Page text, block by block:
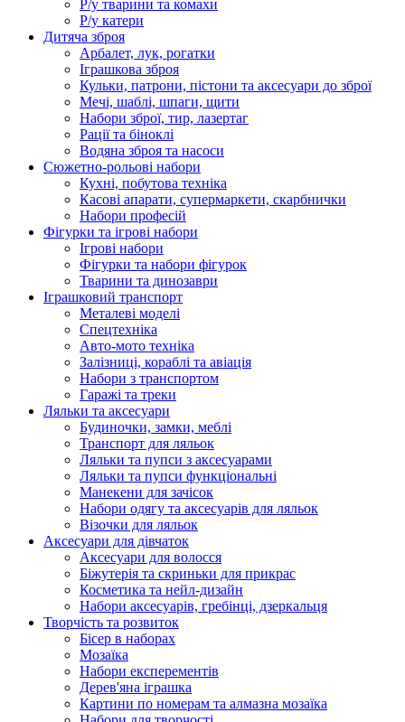
Р/у тварини та комахи
Р/у катери
Дитяча зброя
Арбалет, лук, рогатки
Іграшкова зброя
Кульки, патрони, пістони та аксесуари до зброї
Мечі, шаблі, шпаги, щити
Набори зброї, тир, лазертаг
Рації та біноклі
Водяна зброя та насоси
Сюжетно-рольові набори
Кухні, побутова техніка
Касові апарати, супермаркети, скарбнички
Набори професій
Фігурки та ігрові набори
Ігрові набори
Фігурки та набори фігурок
Тварини та динозаври
Іграшковий транспорт
Металеві моделі
Спецтехніка
Авто-мото техніка
Залізниці, кораблі та авіація
Набори з транспортом
Гаражі та треки
Ляльки та аксесуари
Будиночки, замки, меблі
Транспорт для ляльок
Ляльки та пупси з аксесуарами
Ляльки та пупси функціональні
Манекени для зачісок
Набори одягу та аксесуарів для ляльок
Візочки для ляльок
Аксесуари для дівчаток
Аксесуари для волосся
Біжутерія та скриньки для прикрас
Косметика та нейл-дизайн
Набори аксесуарів, гребінці, дзеркальця
Творчість та розвиток
Бісер в наборах
Мозаїка
Набори експерементів
Дерев'яна іграшка
Картини по номерам та алмазна мозаїка